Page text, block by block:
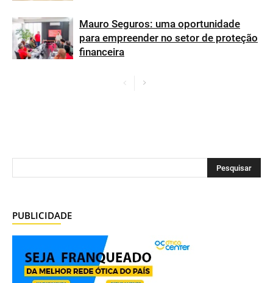
Mauro Seguros: uma oportunidade
para empreender no setor de proteção
financeira
PUBLICIDADE